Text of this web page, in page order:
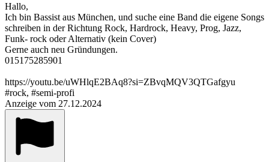
Hallo,
Ich bin Bassist aus München, und suche eine Band die eigene Songs
schreiben in der Richtung Rock, Hardrock, Heavy, Prog, Jazz,
Funk- rock oder Alternativ (kein Cover)
Gerne auch neu Gründungen.
015175285901
https://youtu.be/uWHlqE2BAq8?si=ZBvqMQV3QTGafgyu
#rock, #semi-profi
Anzeige vom 27.12.2024